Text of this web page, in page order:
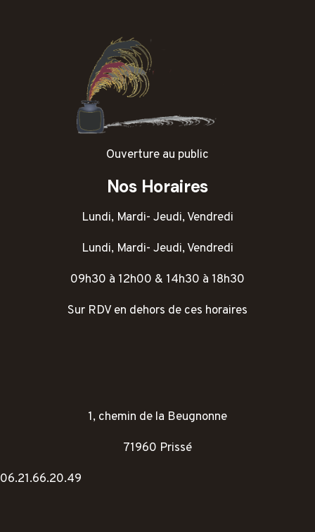
Ouverture au public
Nos Horaires
Lundi, Mardi- Jeudi, Vendredi
Lundi, Mardi- Jeudi, Vendredi
09h30 à 12h00 & 14h30 à 18h30
Sur RDV en dehors de ces horaires
1, chemin de la Beugnonne
71960 Prissé
06.21.66.20.49